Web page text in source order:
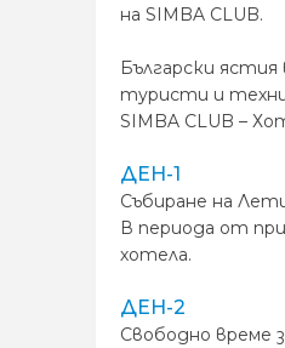
на SIMBA CLUB.
Български
туристи и
SIMBA CLUB –
ДЕН-1
Събиране на
В периода от
хотела.
ДЕН-2
Свободно време